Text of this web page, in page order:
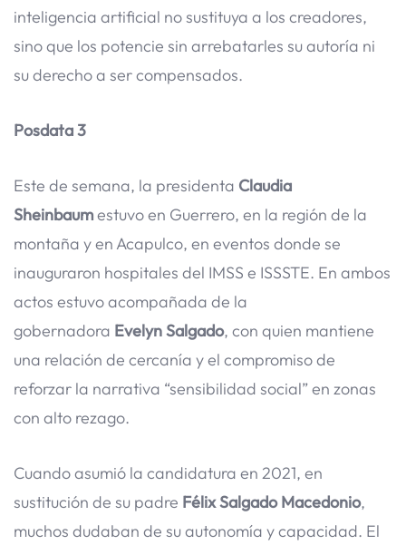
inteligencia artificial no sustituya a los creadores,
sino que los potencie sin arrebatarles su autoría ni
su derecho a ser compensados.
Posdata 3
Este de semana, la presidenta Claudia
Sheinbaumestuvo en Guerrero, en la región de la
montaña y en Acapulco, en eventos donde se
inauguraron hospitales del IMSS e ISSSTE. En ambos
actos estuvo acompañada de la
gobernadora Evelyn Salgado, con quien mantiene
una relación de cercanía y el compromiso de
reforzar la narrativa “sensibilidad social” en zonas
con alto rezago.
Cuando asumió la candidatura en 2021, en
sustitución de su padre Félix Salgado Macedonio,
muchos dudaban de su autonomía y capacidad. El